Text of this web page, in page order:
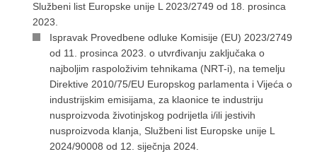
Službeni list Europske unije L 2023/2749 od 18. prosinca
2023.
Ispravak Provedbene odluke Komisije (EU) 2023/2749
оd 11. prosinca 2023. o utvrđivanju zaključaka o
najboljim raspoloživim tehnikama (NRT-i), na temelju
Direktive 2010/75/EU Europskog parlamenta i Vijeća o
industrijskim emisijama, za klaonice te industriju
nusproizvoda životinjskog podrijetla i/ili jestivih
nusproizvoda klanja, Službeni list Europske unije L
2024/90008 od 12. siječnja 2024.